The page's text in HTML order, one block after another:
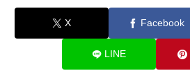
X Facebook
LINE